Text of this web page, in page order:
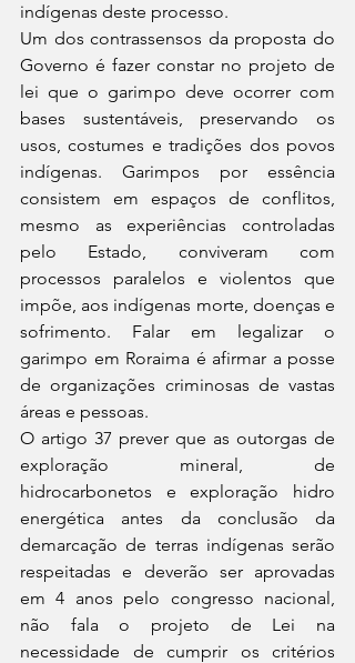
indígenas deste processo.
Um dos contrassensos da proposta do
Governo é fazer constar no projeto de
lei que o garimpo deve ocorrer com
bases sustentáveis, preservando os
usos, costumes e tradições dos povos
indígenas. Garimpos por essência
consistem em espaços de conflitos,
mesmo as experiências controladas
pelo Estado, conviveram com
processos paralelos e violentos que
impõe, aos indígenas morte, doenças e
sofrimento. Falar em legalizar o
garimpo em Roraima é afirmar a posse
de organizações criminosas de vastas
áreas e pessoas.
O artigo 37 prever que as outorgas de
exploração mineral, de
hidrocarbonetos e exploração hidro
energética antes da conclusão da
demarcação de terras indígenas serão
respeitadas e deverão ser aprovadas
em 4 anos pelo congresso nacional,
não fala o projeto de Lei na
necessidade de cumprir os critérios